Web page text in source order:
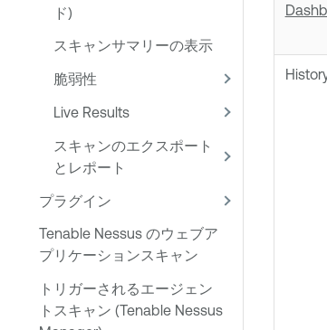
ド)
スキャンサマリーの表示
脆弱性
Live Results
スキャンのエクスポート
とレポート
プラグイン
Tenable Nessus のウェブア
プリケーションスキャン
トリガーされるエージェン
トスキャン (Tenable Nessus